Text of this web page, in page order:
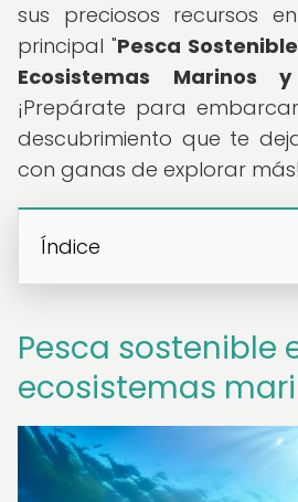
sus preciosos recursos
principal "Pesca
Ecosistemas Marinos
¡Prepárate para
descubrimiento que te
con ganas de explorar más!
Índice
Pesca sostenible
ecosistemas